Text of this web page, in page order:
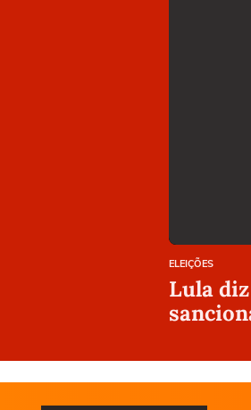
ELEIÇÕES
Lula